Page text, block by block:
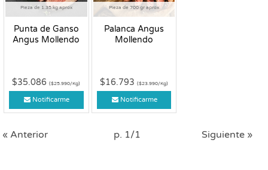
Pieza de 1.35 kg aprox
Punta de Ganso
Angus Mollendo
$35.086($25.990/Kg)
Notificarme
Pieza de 700 gr aprox
Palanca Angus
Mollendo
$16.793 ($23.990/Kg)
Notificarme
« Anterior p. 1/1 Siguiente »